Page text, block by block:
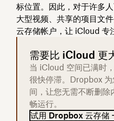
标位置。因此，对于许多
大型视频、共享的项目文
云存储帐户，让 iCloud 专
需要比 iCloud 更
当 iCloud 空间已满时
很快停滞。Dropbox
间，让您无需不断删
畅运行。
试用 Dropbox 云存储